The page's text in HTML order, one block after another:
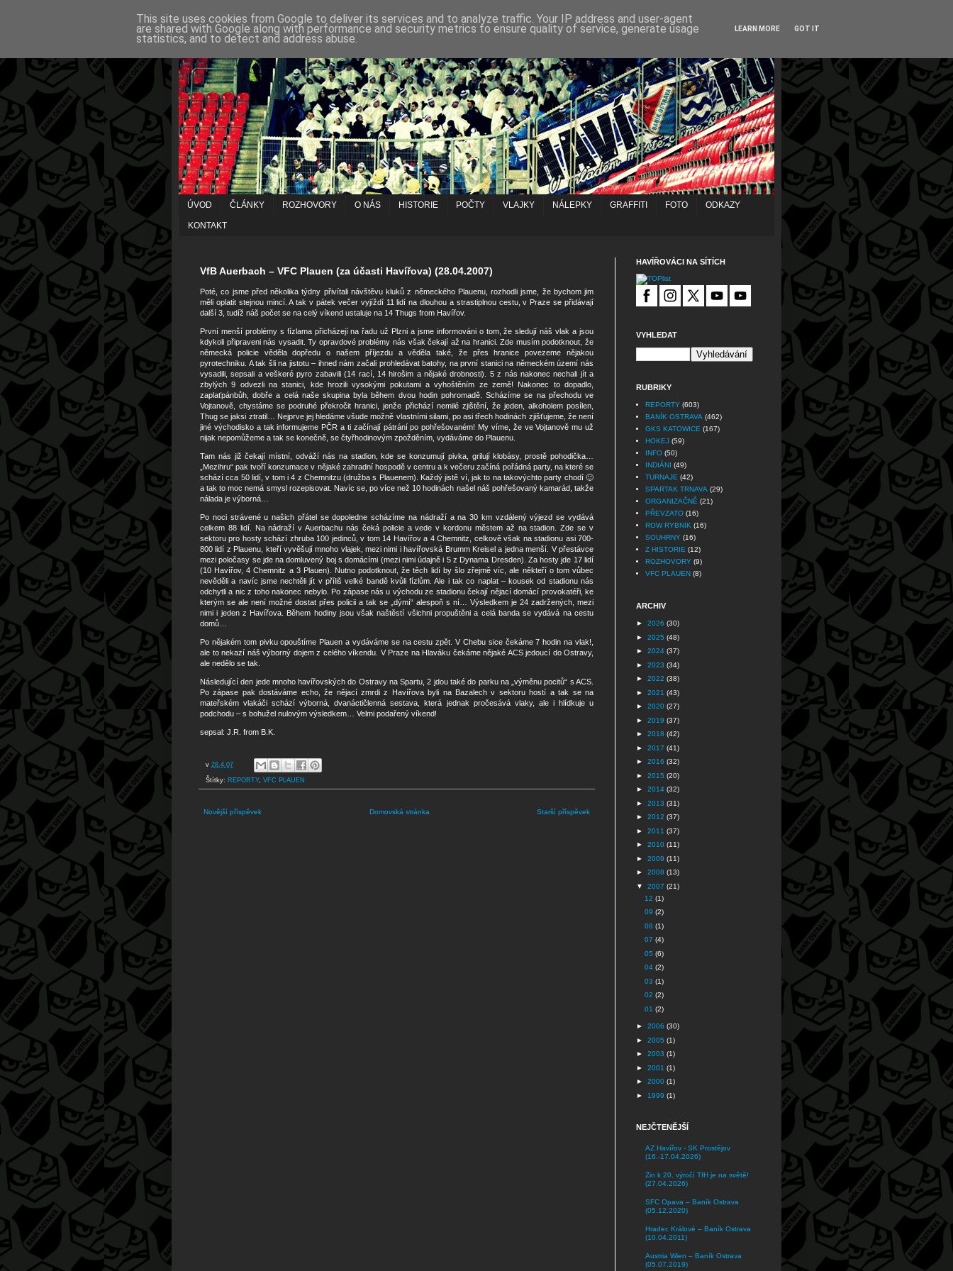
ÚVOD ČLÁNKY ROZHOVORY O NÁS HISTORIE POČTY VLAJKY NÁLEPKY GRAFFITI FOTO ODKAZY
KONTAKT
VfB Auerbach – VFC Plauen (za účasti Havířova) (28.04.2007)
Poté, co jsme před několika týdny přivítali návštěvu kluků z německého Plauenu, rozhodli jsme, že bychom jim
měli oplatit stejnou mincí. A tak v pátek večer vyjíždí 11 lidí na dlouhou a strastiplnou cestu, v Praze se přidávají
další 3, tudíž náš počet se na celý víkend ustaluje na 14 Thugs from Havířov.
První menší problémy s fízlama přicházejí na řadu už Plzni a jsme informováni o tom, že sledují náš vlak a jsou
kdykoli připraveni nás vysadit. Ty opravdové problémy nás však čekají až na hranici. Zde musím podotknout, že
německá policie věděla dopředu o našem příjezdu a věděla také, že přes hranice povezeme nějakou
pyrotechniku. A tak šli na jistotu – ihned nám začali prohledávat batohy, na první stanici na německém území nás
vysadili, sepsali a veškeré pyro zabavili (14 rací, 14 hirošim a nějaké drobnosti). 5 z nás nakonec nechali jít a
zbylých 9 odvezli na stanici, kde hrozili vysokými pokutami a vyhoštěním ze země! Nakonec to dopadlo,
zaplaťpánbůh, dobře a celá naše skupina byla během dvou hodin pohromadě. Scházíme se na přechodu ve
Vojtanově, chystáme se podruhé překročit hranici, jenže přichází nemilé zjištění, že jeden, alkoholem posílen,
Thug se jaksi ztratil… Nejprve jej hledáme všude možně vlastními silami, po asi třech hodinách zjišťujeme, že není
jiné východisko a tak informujeme PČR a ti začínají pátrání po pohřešovaném! My víme, že ve Vojtanově mu už
nijak nepomůžeme a tak se konečně, se čtyřhodinovým zpožděním, vydáváme do Plauenu.
Tam nás již čekají místní, odváží nás na stadion, kde se konzumují pivka, grilují klobásy, prostě pohodička…
„Mezihru“ pak tvoří konzumace v nějaké zahradní hospodě v centru a k večeru začíná pořádná party, na které se
schází cca 50 lidí, v tom i 4 z Chemnitzu (družba s Plauenem). Každý jistě ví, jak to na takovýchto party chodí 🙂
a tak to moc nemá smysl rozepisovat. Navíc se, po více než 10 hodinách našel náš pohřešovaný kamarád, takže
nálada je výborná…
Po noci strávené u našich přátel se dopoledne scházíme na nádraží a na 30 km vzdálený výjezd se vydává
celkem 88 lidí. Na nádraží v Auerbachu nás čeká policie a vede v kordonu městem až na stadion. Zde se v
sektoru pro hosty schází zhruba 100 jedinců, v tom 14 Havířov a 4 Chemnitz, celkově však na stadionu asi 700-
800 lidí z Plauenu, kteří vyvěšují mnoho vlajek, mezi nimi i havířovská Brumm Kreisel a jedna menší. V přestávce
mezi poločasy se jde na domluvený boj s domácími (mezi nimi údajně i 5 z Dynama Dresden). Za hosty jde 17 lidí
(10 Havířov, 4 Chemnitz a 3 Plauen). Nutno podotknout, že těch lidí by šlo zřejmě víc, ale někteří o tom vůbec
nevěděli a navíc jsme nechtěli jít v příliš velké bandě kvůli fízlům. Ale i tak co naplat – kousek od stadionu nás
odchytli a nic z toho nakonec nebylo. Po zápase nás u východu ze stadionu čekají nějací domácí provokatéři, ke
kterým se ale není možné dostat přes policii a tak se „dýmí“ alespoň s ní… Výsledkem je 24 zadržených, mezi
nimi i jeden z Havířova. Během hodiny jsou však naštěstí všichni propuštěni a celá banda se vydává na cestu
domů…
Po nějakém tom pivku opouštíme Plauen a vydáváme se na cestu zpět. V Chebu sice čekáme 7 hodin na vlak!,
ale to nekazí náš výborný dojem z celého víkendu. V Praze na Hlaváku čekáme nějaké ACS jedoucí do Ostravy,
ale nedělo se tak.
Následující den jede mnoho havířovských do Ostravy na Spartu, 2 jdou také do parku na „výměnu pocitů“ s ACS.
Po zápase pak dostáváme echo, že nějací zmrdi z Havířova byli na Bazalech v sektoru hostí a tak se na
mateřském vlakáči schází výborná, dvanáctičlenná sestava, která jednak pročesává vlaky, ale i hlídkuje u
podchodu – s bohužel nulovým výsledkem… Velmi podařený víkend!
sepsal: J.R. from B.K.
v 28.4.07
Štítky: REPORTY, VFC PLAUEN
Novější příspěvek Starší příspěvek
Domovská stránka
HAVÍŘOVÁCI NA SÍTÍCH
VYHLEDAT
RUBRIKY
REPORTY (603)
BANÍK OSTRAVA (462)
GKS KATOWICE (167)
HOKEJ (59)
INFO (50)
INDIÁNI (49)
TURNAJE (42)
SPARTAK TRNAVA (29)
ORGANIZAČNĚ (21)
PŘEVZATO (16)
ROW RYBNIK (16)
SOUHRNY (16)
Z HISTORIE (12)
ROZHOVORY (9)
VFC PLAUEN (8)
ARCHIV
► 2026 (30)
► 2025 (48)
► 2024 (37)
► 2023 (34)
► 2022 (38)
► 2021 (43)
► 2020 (27)
► 2019 (37)
► 2018 (42)
► 2017 (41)
► 2016 (32)
► 2015 (20)
► 2014 (32)
► 2013 (31)
► 2012 (37)
► 2011 (37)
► 2010 (11)
► 2009 (11)
► 2008 (13)
▼ 2007 (21)
12 (1)
09 (2)
08 (1)
07 (4)
05 (6)
04 (2)
03 (1)
02 (2)
01 (2)
► 2006 (30)
► 2005 (1)
► 2003 (1)
► 2001 (1)
► 2000 (1)
► 1999 (1)
NEJČTENĚJŠÍ
AZ Havířov - SK Prostějov
(16.-17.04.2026)
Zin k 20. výročí TfH je na světě!
(27.04.2026)
SFC Opava – Baník Ostrava
(05.12.2020)
Hradec Králové – Baník Ostrava
(10.04.2011)
Austria Wien – Baník Ostrava
(05.07.2019)
This site uses cookies from Google to deliver its services and to analyze traffic. Your IP address and user-agent
are shared with Google along with performance and security metrics to ensure quality of service, generate usage
statistics, and to detect and address abuse.
LEARN MORE GOT IT